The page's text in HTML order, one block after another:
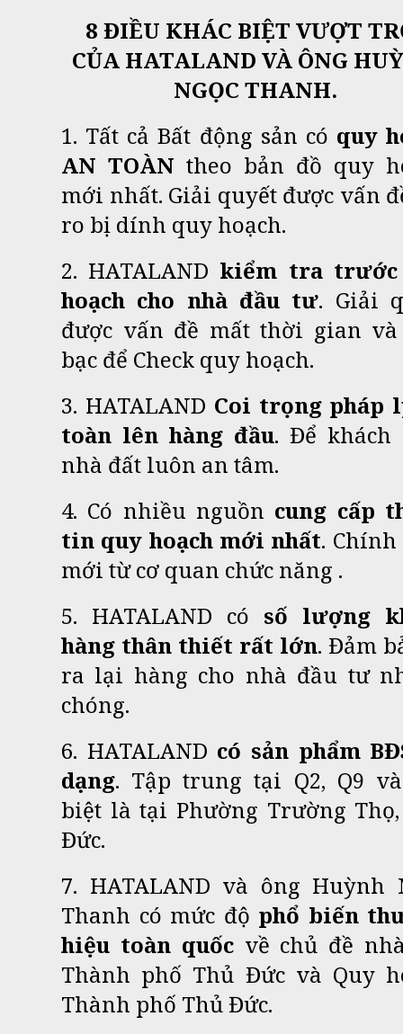
8 ĐIỀU KHÁC BIỆT VƯỢT
CỦA HATALAND VÀ ÔNG
NGỌC THANH.
1. Tất cả Bất động sản có quy
AN TOÀN theo bản đồ quy
mới nhất. Giải quyết được vấn
ro bị dính quy hoạch.
2. HATALAND kiểm tra trước
hoạch cho nhà đầu tư. Giải
được vấn đề mất thời gian
bạc để Check quy hoạch.
3. HATALAND Coi trọng pháp
toàn lên hàng đầu. Để khách
nhà đất luôn an tâm.
4. Có nhiều nguồn cung cấp
tin quy hoạch mới nhất. Chính
mới từ cơ quan chức năng .
5. HATALAND có số lượng
hàng thân thiết rất lớn. Đảm
ra lại hàng cho nhà đầu tư
chóng.
6. HATALAND có sản phẩm
dạng. Tập trung tại Q2, Q9
biệt là tại Phường Trường
Đức.
7. HATALAND và ông Huỳnh
Thanh có mức độ phổ biến
hiệu toàn quốcvề chủ đề
Thành phố Thủ Đức và Quy
Thành phố Thủ Đức.